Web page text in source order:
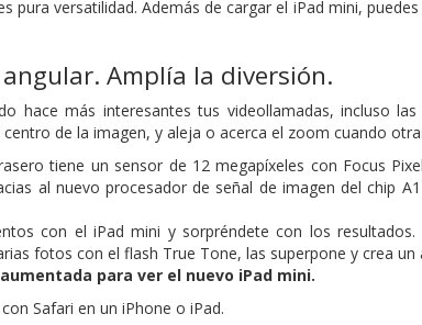
pura versatilidad. Además de cargar el iPad mini,
Amplía la diversión.
hace más interesantes tus videollamadas, incluso
de la imagen, y aleja o acerca el zoom cuando
tiene un sensor de 12 megapíxeles con Focus
al nuevo procesador de señal de imagen del chip
con el iPad mini y sorpréndete con los
fotos con el flash True Tone, las superpone y crea
para ver el nuevo iPad mini.
Safari en un iPhone o iPad.